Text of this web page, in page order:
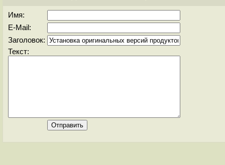
Имя:
E-Mail:
Заголовок:
Текст: